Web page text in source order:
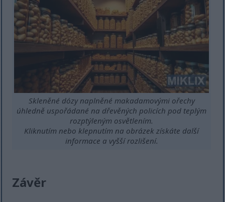
Skleněné dózy naplněné makadamovými ořechy
úhledně uspořádané na dřevěných policích pod teplým
rozptýleným osvětlením.
Kliknutím nebo klepnutím na obrázek získáte další
informace a vyšší rozlišení.
Závěr